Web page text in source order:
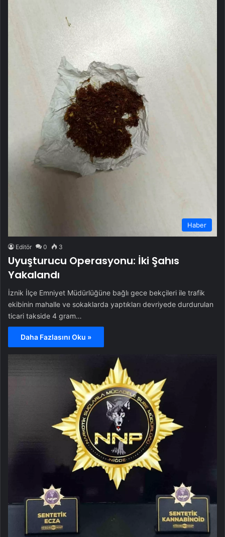
Haber
Editör 0 3
Uyuşturucu Operasyonu: İki Şahıs
Yakalandı
İznik İlçe Emniyet Müdürlüğüne bağlı gece bekçileri ile trafik
ekibinin mahalle ve sokaklarda yaptıkları devriyede durdurulan
ticari takside 4 gram…
Daha Fazlasını Oku »